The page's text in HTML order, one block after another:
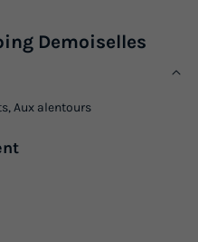
Demoiselles
Aux alentours